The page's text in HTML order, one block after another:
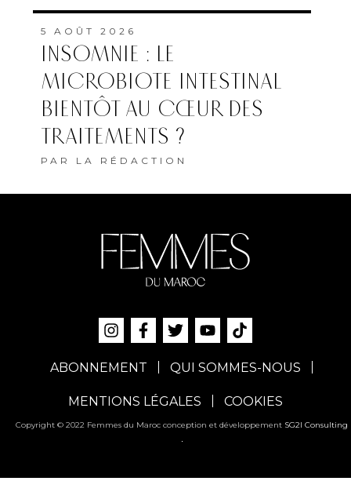
5 AOÛT 2026
INSOMNIE : LE
MICROBIOTE INTESTINAL
BIENTÔT AU CŒUR DES
TRAITEMENTS ?
PAR LA RÉDACTION
ABONNEMENT QUI SOMMES-NOUS
MENTIONS LÉGALES COOKIES
Copyright © 2022 Femmes du Maroc conception et développement SG2I Consulting